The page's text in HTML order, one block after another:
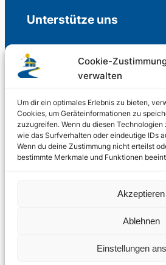
Cookie-
verwalten
Um dir ein optimales Erlebnis zu bieten,
Cookies, um Geräteinformationen zu
zuzugreifen. Wenn du diesen
wie das Surfverhalten oder eindeutige IDs
Wenn du deine Zustimmung nicht erteilst
bestimmte Merkmale und Funktionen
Akzeptieren
Ablehnen
Einstellungen
Unterstütze uns
Freiwillige Spenden für die
Support us
© 2002 – 2026